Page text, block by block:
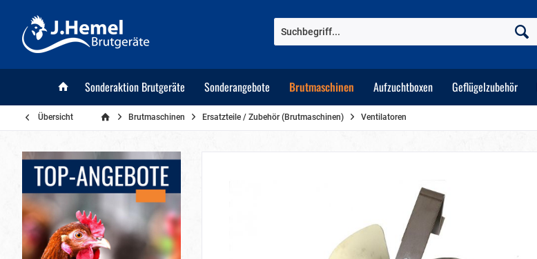
Sonderaktion Brutgeräte Sonderangebote Brutmaschinen Aufzuchtboxen Geflügelzubehör
Übersicht Brutmaschinen Ersatzteile / Zubehör (Brutmaschinen) Ventilatoren